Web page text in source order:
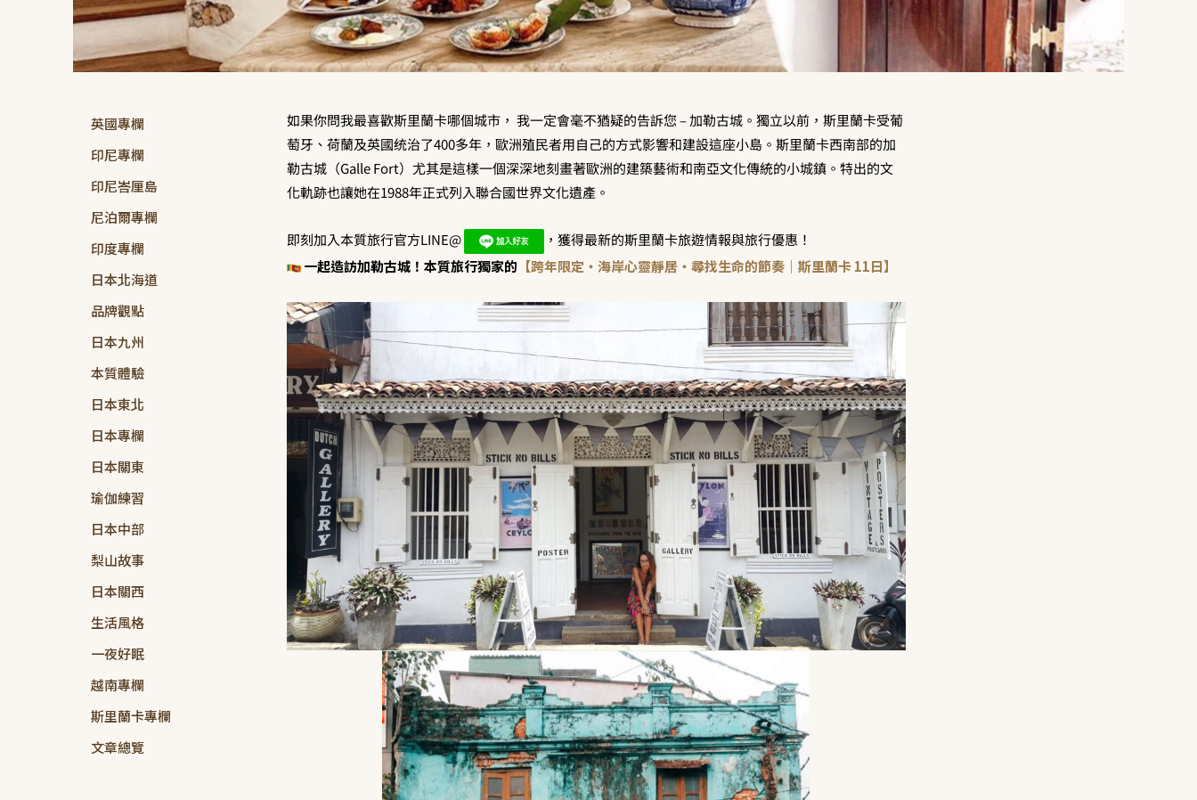
英國專欄
印尼專欄
印尼峇厘島
尼泊爾專欄
印度專欄
日本北海道
品牌觀點
日本九州
本質體驗
日本東北
日本專欄
日本關東
瑜伽練習
日本中部
梨山故事
日本關西
生活風格
一夜好眠
越南專欄
斯里蘭卡專欄
文章總覽
如果你問我最喜歡斯里蘭卡哪個城市， 我一定會毫不猶疑的告訴您 – 加勒古城。獨立以前，斯里蘭卡受葡
萄牙、荷蘭及英國统治了400多年，歐洲殖民者用自己的方式影響和建設這座小島。斯里蘭卡西南部的加
勒古城（Galle Fort）尤其是這樣一個深深地刻畫著歐洲的建築藝術和南亞文化傳統的小城鎮。特出的文
化軌跡也讓她在1988年正式列入聯合國世界文化遺產。
即刻加入本質旅行官方LINE@
，獲得最新的斯里蘭卡旅遊情報與旅行優惠！
一起造訪加勒古城！本質旅行獨家的 【跨年限定・海岸心靈靜居・尋找生命的節奏｜斯里蘭卡 11日】